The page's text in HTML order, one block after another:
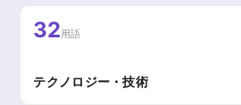
32用語
テクノロジー・技術